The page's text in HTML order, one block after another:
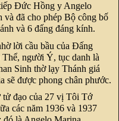
Đức Hồng y Angelo
đã cho phép Bộ công bố
và 6 đấng đáng kính.
lời cầu bầu của Đấng
người Ý, tục danh là
Sinh thờ lạy Thánh giá
sẽ được phong chân phước.
tử đạo của 27 vị Tôi Tớ
các năm 1936 và 1937